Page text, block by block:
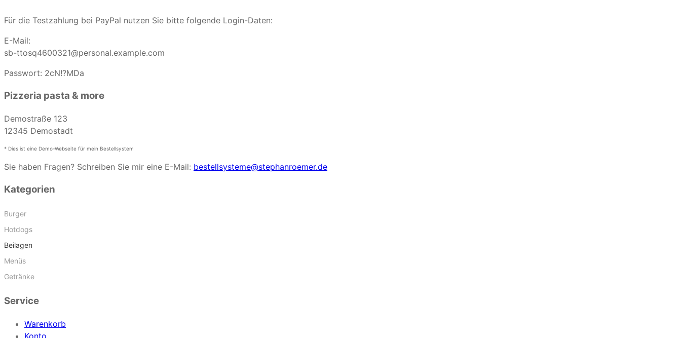
Für die Testzahlung bei PayPal nutzen Sie bitte folgende Login-Daten:
E-Mail:
sb-ttosq4600321@personal.example.com
Passwort: 2cN!?MDa
Pizzeria pasta & more
Demostraße 123
12345 Demostadt
* Dies ist eine Demo-Webseite für mein Bestellsystem
Sie haben Fragen? Schreiben Sie mir eine E-Mail: bestellsysteme@stephanroemer.de
Kategorien
Burger
Hotdogs
Beilagen
Menüs
Getränke
Service
Warenkorb
Konto